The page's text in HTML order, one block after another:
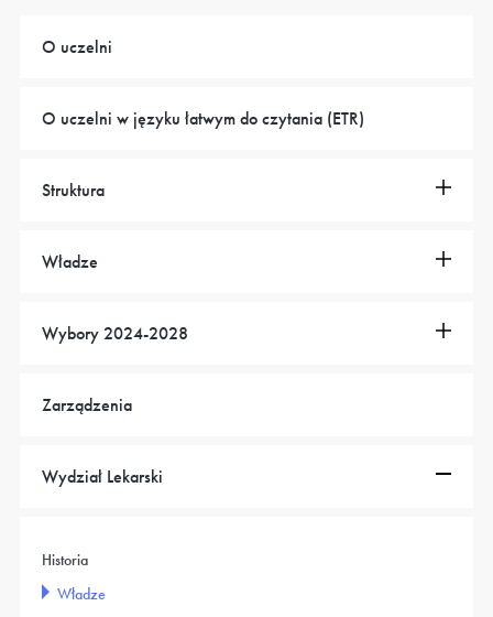
O uczelni
O uczelni w języku łatwym do czytania (ETR)
Struktura
Władze
Wybory 2024-2028
Zarządzenia
Wydział Lekarski
Historia
Władze